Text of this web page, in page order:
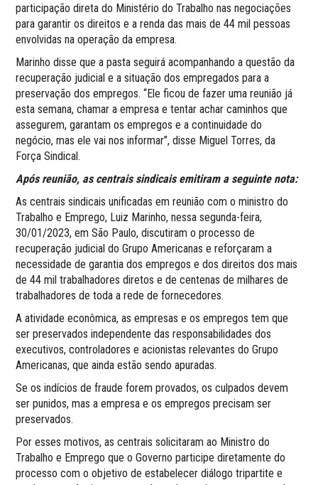
participação direta do Ministério do Trabalho nas negociações
para garantir os direitos e a renda das mais de 44 mil pessoas
envolvidas na operação da empresa.
Marinho disse que a pasta seguirá acompanhando a questão da
recuperação judicial e a situação dos empregados para a
preservação dos empregos. “Ele ficou de fazer uma reunião já
esta semana, chamar a empresa e tentar achar caminhos que
assegurem, garantam os empregos e a continuidade do
negócio, mas ele vai nos informar”, disse Miguel Torres, da
Força Sindical.
Após reunião, as centrais sindicais emitiram a seguinte nota:
As centrais sindicais unificadas em reunião com o ministro do
Trabalho e Emprego, Luiz Marinho, nessa segunda-feira,
30/01/2023, em São Paulo, discutiram o processo de
recuperação judicial do Grupo Americanas e reforçaram a
necessidade de garantia dos empregos e dos direitos dos mais
de 44 mil trabalhadores diretos e de centenas de milhares de
trabalhadores de toda a rede de fornecedores.
A atividade econômica, as empresas e os empregos tem que
ser preservados independente das responsabilidades dos
executivos, controladores e acionistas relevantes do Grupo
Americanas, que ainda estão sendo apuradas.
Se os indícios de fraude forem provados, os culpados devem
ser punidos, mas a empresa e os empregos precisam ser
preservados.
Por esses motivos, as centrais solicitaram ao Ministro do
Trabalho e Emprego que o Governo participe diretamente do
processo com o objetivo de estabelecer diálogo tripartite e